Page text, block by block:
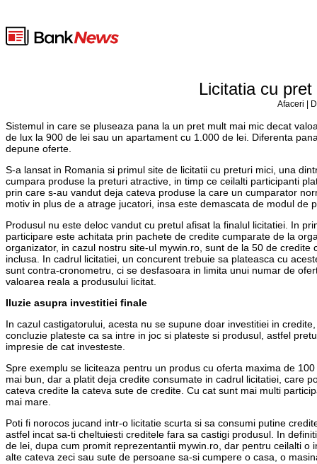
Licitatia cu
Afaceri |
Sistemul in care se pluseaza pana la un pret mult mai mic decat
de lux la 900 de lei sau un apartament cu 1.000 de lei. Diferenta
depune oferte.
S-a lansat in Romania si primul site de licitatii cu preturi mici, una
cumpara produse la preturi atractive, in timp ce ceilalti participanti
prin care s-au vandut deja cateva produse la care un cumparator
motiv in plus de a atrage jucatori, insa este demascata de modul de
Produsul nu este deloc vandut cu pretul afisat la finalul licitatiei. In
participare este achitata prin pachete de credite cumparate de la
organizator, in cazul nostru site-ul mywin.ro, sunt de la 50 de
inclusa. In cadrul licitatiei, un concurent trebuie sa plateasca cu
sunt contra-cronometru, ci se desfasoara in limita unui numar de
valoarea reala a produsului licitat.
Iluzie asupra investitiei finale
In cazul castigatorului, acesta nu se supune doar investitiei in
concluzie plateste ca sa intre in joc si plateste si produsul, astfel
impresie de cat investeste.
Spre exemplu se liciteaza pentru un produs cu oferta maxima de
mai bun, dar a platit deja credite consumate in cadrul licitatiei, care
cateva credite la cateva sute de credite. Cu cat sunt mai multi
mai mare.
Poti fi norocos jucand intr-o licitatie scurta si sa consumi putine
astfel incat sa-ti cheltuiesti creditele fara sa castigi produsul. In
de lei, dupa cum promit reprezentantii mywin.ro, dar pentru ceilalti
alte cateva zeci sau sute de persoane sa-si cumpere o casa, o